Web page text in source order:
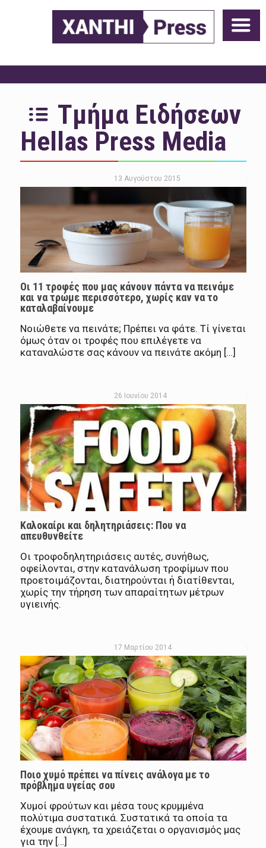
Τμήμα Ειδήσεων
Hellas Press Media
13 Αυγούστου 2015
Οι 11 τροφές που μας κάνουν πάντα να πεινάμε
και να τρώμε περισσότερο, χωρίς καν να το
καταλαβαίνουμε
Νοιώθετε να πεινάτε; Πρέπει να φάτε. Τί γίνεται
όμως όταν οι τροφές που επιλέγετε να
καταναλώστε σας κάνουν να πεινάτε ακόμη […]
26 Ιουνίου 2014
Καλοκαίρι και δηλητηριάσεις: Που να
απευθυνθείτε
Οι τροφοδηλητηριάσεις αυτές, συνήθως,
οφείλονται, στην κατανάλωση τροφίμων που
προετοιμάζονται, διατηρούνται ή διατίθενται,
χωρίς την τήρηση των απαραίτητων μέτρων
υγιεινής.
17 Μαρτίου 2014
Ποιο χυμό πρέπει να πίνεις ανάλογα με το
πρόβλημα υγείας σου
Xυμοί φρούτων και μέσα τους κρυμμένα
πολύτιμα συστατικά. Συστατικά τα οποία τα
έχουμε ανάγκη, τα χρειάζεται ο οργανισμός μας
για την […]